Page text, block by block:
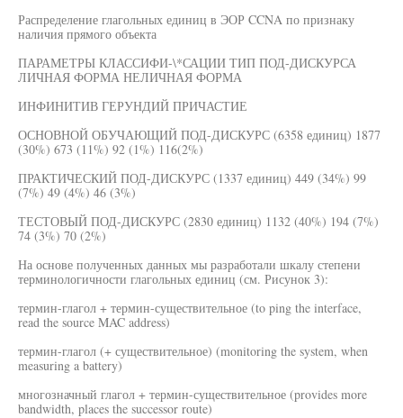
Распределение глагольных единиц в ЭОР CCNA по признаку
наличия прямого объекта
ПАРАМЕТРЫ КЛАССИФИ-\*САЦИИ ТИП ПОД-ДИСКУРСА
ЛИЧНАЯ ФОРМА НЕЛИЧНАЯ ФОРМА
ИНФИНИТИВ ГЕРУНДИЙ ПРИЧАСТИЕ
ОСНОВНОЙ ОБУЧАЮЩИЙ ПОД-ДИСКУРС (6358 единиц) 1877
(30%) 673 (11%) 92 (1%) 116(2%)
ПРАКТИЧЕСКИЙ ПОД-ДИСКУРС (1337 единиц) 449 (34%) 99
(7%) 49 (4%) 46 (3%)
ТЕСТОВЫЙ ПОД-ДИСКУРС (2830 единиц) 1132 (40%) 194 (7%)
74 (3%) 70 (2%)
На основе полученных данных мы разработали шкалу степени
терминологичности глагольных единиц (см. Рисунок 3):
термин-глагол + термин-существительное (to ping the interface,
read the source MAC address)
термин-глагол (+ существительное) (monitoring the system, when
measuring a battery)
многозначный глагол + термин-существительное (provides more
bandwidth, places the successor route)